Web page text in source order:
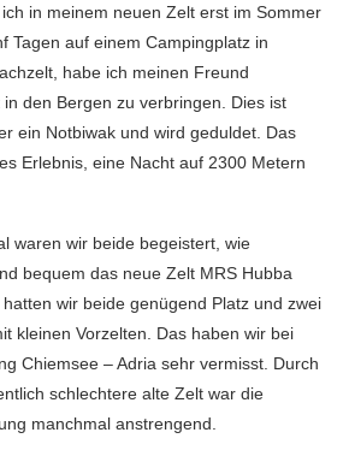
in meinem neuen Zelt erst im Sommer
Tagen auf einem Campingplatz in
habe ich meinen Freund
den Bergen zu verbringen. Dies ist
ein Notbiwak und wird geduldet. Das
Erlebnis, eine Nacht auf 2300 Metern
waren wir beide begeistert, wie
bequem das neue Zelt MRS Hubba
wir beide genügend Platz und zwei
kleinen Vorzelten. Das haben wir bei
Chiemsee – Adria sehr vermisst. Durch
schlechtere alte Zelt war die
manchmal anstrengend.